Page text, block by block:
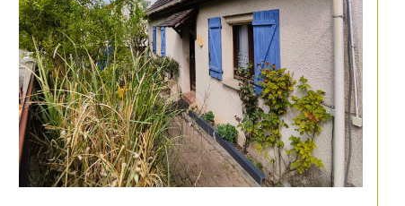
fiable et transparent
mais aussi une
gestion locative à Pont-Sainte-
de toutes les contraintes : recherche
des loyers, suivi des obligations
bien en toute sérénité pendant que
Confiez-nous votregestion
Maxence,et assurez-vous une